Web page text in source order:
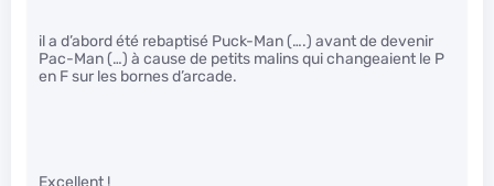
il a d’abord été rebaptisé Puck-Man (….) avant de devenir
Pac-Man (…) à cause de petits malins qui changeaient le P
en F sur les bornes d’arcade.